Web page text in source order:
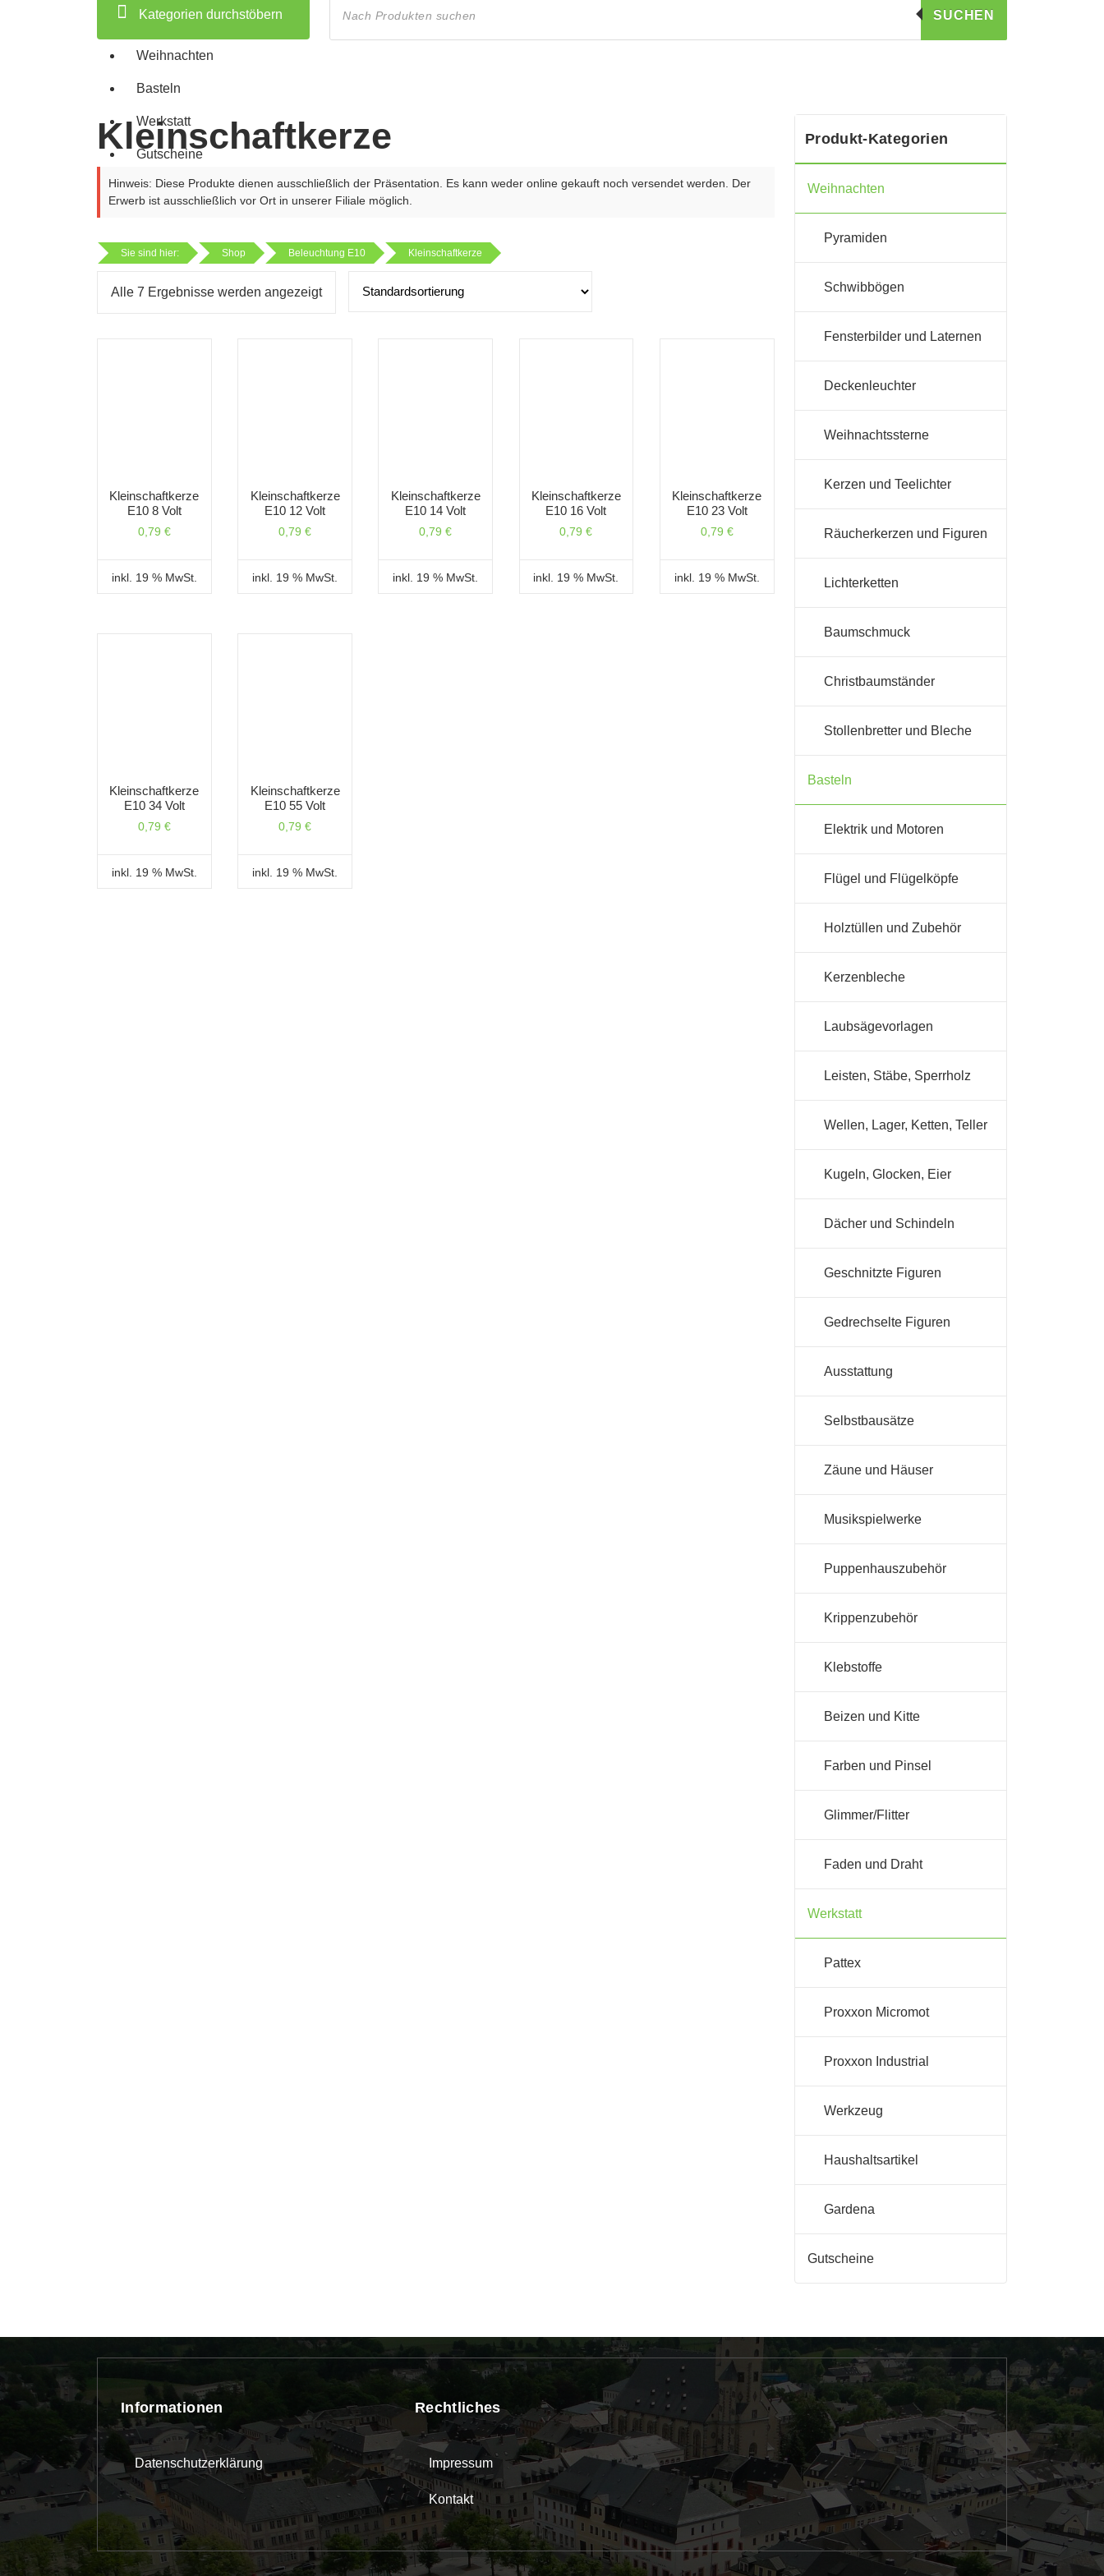
Kategorien durchstöbern
Weihnachten
Basteln
Werkstatt
Gutscheine
search
SUCHEN
Kleinschaftkerze
Hinweis: Diese Produkte dienen ausschließlich der Präsentation. Es kann weder online gekauft noch versendet werden. Der
Erwerb ist ausschließlich vor Ort in unserer Filiale möglich.
Alle 7 Ergebnisse werden angezeigt
Sie sind hier: Shop Beleuchtung E10 Kleinschaftkerze
Kleinschaftkerze
E10 8 Volt
0,79 €
inkl. 19 % MwSt.
Kleinschaftkerze
E10 12 Volt
0,79€
inkl. 19 % MwSt.
Kleinschaftkerze
E10 14 Volt
0,79€
inkl. 19 % MwSt.
Kleinschaftkerze
E10 16 Volt
0,79€
inkl. 19 % MwSt.
Kleinschaftkerze
E10 23 Volt
0,79 €
inkl. 19 % MwSt.
Kleinschaftkerze
E10 34 Volt
0,79 €
inkl. 19 % MwSt.
Kleinschaftkerze
E10 55 Volt
0,79€
inkl. 19 % MwSt.
Produkt-Kategorien
Weihnachten
Pyramiden
Schwibbögen
Fensterbilder und Laternen
Deckenleuchter
Weihnachtssterne
Kerzen und Teelichter
Räucherkerzen und Figuren
Lichterketten
Baumschmuck
Christbaumständer
Stollenbretter und Bleche
Basteln
Elektrik und Motoren
Flügel und Flügelköpfe
Holztüllen und Zubehör
Kerzenbleche
Laubsägevorlagen
Leisten, Stäbe, Sperrholz
Wellen, Lager, Ketten, Teller
Kugeln, Glocken, Eier
Dächer und Schindeln
Geschnitzte Figuren
Gedrechselte Figuren
Ausstattung
Selbstbausätze
Zäune und Häuser
Musikspielwerke
Puppenhauszubehör
Krippenzubehör
Klebstoffe
Beizen und Kitte
Farben und Pinsel
Glimmer/Flitter
Faden und Draht
Werkstatt
Pattex
Proxxon Micromot
Proxxon Industrial
Werkzeug
Haushaltsartikel
Gardena
Gutscheine
Informationen
Datenschutzerklärung
Rechtliches
Impressum
Kontakt